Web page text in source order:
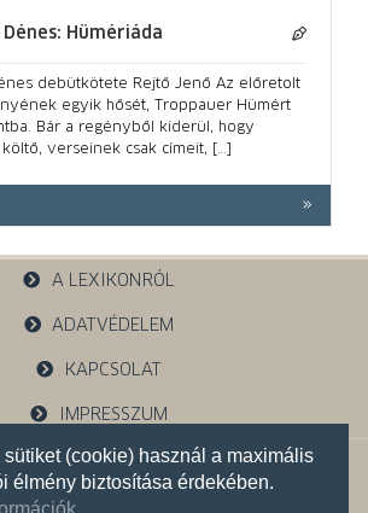
(cookie) használ a maximális
élmény biztosítása érdekében.
Hümériáda
debütkötete Rejtő Jenő Az előretolt
egyik hősét, Troppauer Hümért
Bár a regényből kiderül, hogy
verseinek csak címeit, […]
A LEXIKONRÓL
ADATVÉDELEM
KAPCSOLAT
IMPRESSZUM
Budapest, Budakeszi u. 38.
+36 30 785 5595